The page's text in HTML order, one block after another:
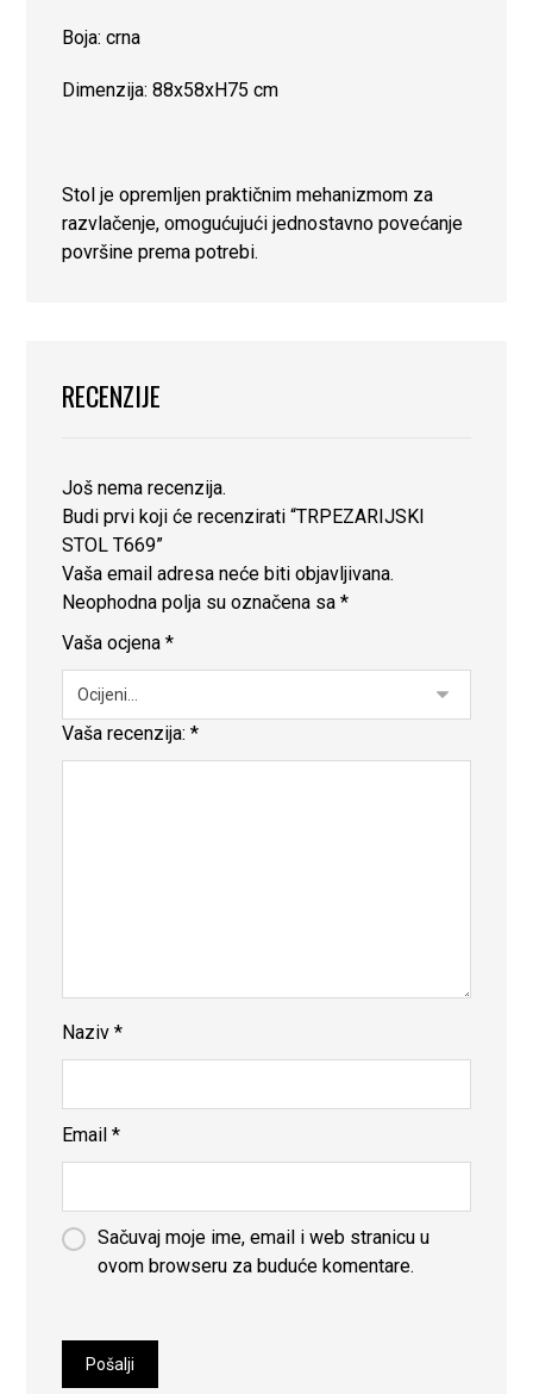
Boja: crna
Dimenzija: 88x58xH75 cm
Stol je opremljen praktičnim mehanizmom za
razvlačenje, omogućujući jednostavno povećanje
površine prema potrebi.
RECENZIJE
Još nema recenzija.
Budi prvi koji će recenzirati “TRPEZARIJSKI
STOL T669”
Vaša email adresa neće biti objavljivana.
Neophodna polja su označena sa*
Vaša ocjena*
Vaša recenzija:*
Naziv*
Email*
Sačuvaj moje ime, email i web stranicu u
ovom browseru za buduće komentare.